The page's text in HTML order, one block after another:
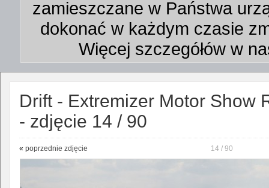
zamieszczane w Państwa
dokonać w każdym czasie
Więcej szczegółów w
Drift - Extremizer Motor Show
- zdjęcie 14 / 90
« poprzednie zdjęcie 14 / 90